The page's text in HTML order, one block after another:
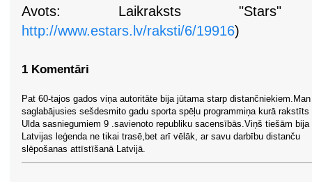
Avots: Laikraksts "Stars"
http://www.estars.lv/raksti/6/19916)
1 Komentāri
Pat 60-tajos gados viņa autoritāte bija jūtama starp
saglabājusies sešdesmito gadu sporta spēļu programmiņa kurā rakstīts
Ulda sasniegumiem 9 .savienoto republiku sacensībās.Viņš tiešām bija
Latvijas leģenda ne tikai trasē,bet arī vēlāk, ar savu darbību distanču
slēpošanas attīstīšanā Latvijā.